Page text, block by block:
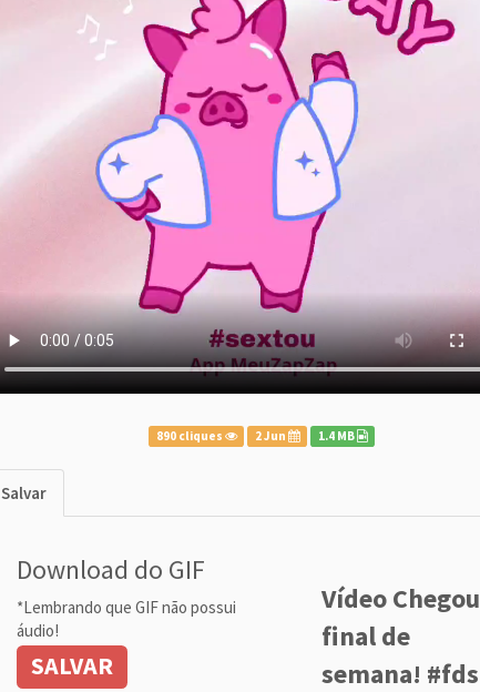
890 cliques 2 Jun 1.4 MB
Salvar
Download do GIF
*Lembrando que GIF não possui
áudio!
SALVAR
Vídeo Chegou
final de
semana! #fds